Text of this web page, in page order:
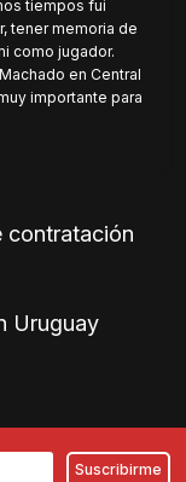
tiempos fui
tener memoria de
como jugador.
en Central
importante para
contratación
Uruguay